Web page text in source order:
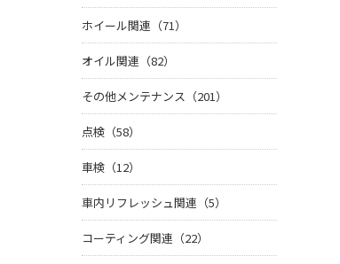
ホイール関連（71）
オイル関連（82）
その他メンテナンス（201）
点検（58）
車検（12）
車内リフレッシュ関連（5）
コーティング関連（22）